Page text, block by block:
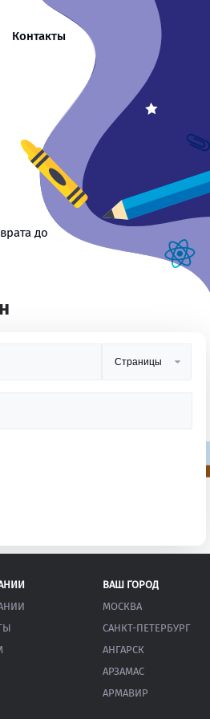
Контакты
до
ВАШ ГОРОД
МОСКВА
САНКТ-ПЕТЕРБУРГ
АНГАРСК
АРЗАМАС
АРМАВИР